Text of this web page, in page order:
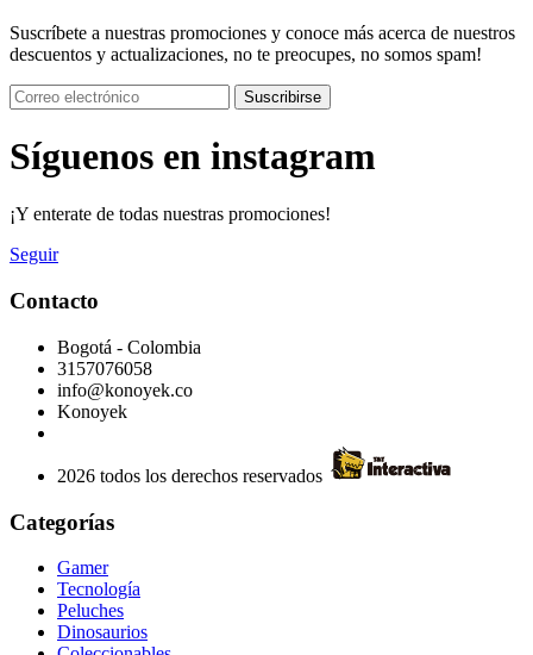
Suscríbete a nuestras promociones y conoce más acerca de nuestros
descuentos y actualizaciones, no te preocupes, no somos spam!
Suscribirse
Síguenos en instagram
¡Y enterate de todas nuestras promociones!
Seguir
Contacto
Bogotá - Colombia
3157076058
info@konoyek.co
Konoyek
2026 todos los derechos reservados
Categorías
Gamer
Tecnología
Peluches
Dinosaurios